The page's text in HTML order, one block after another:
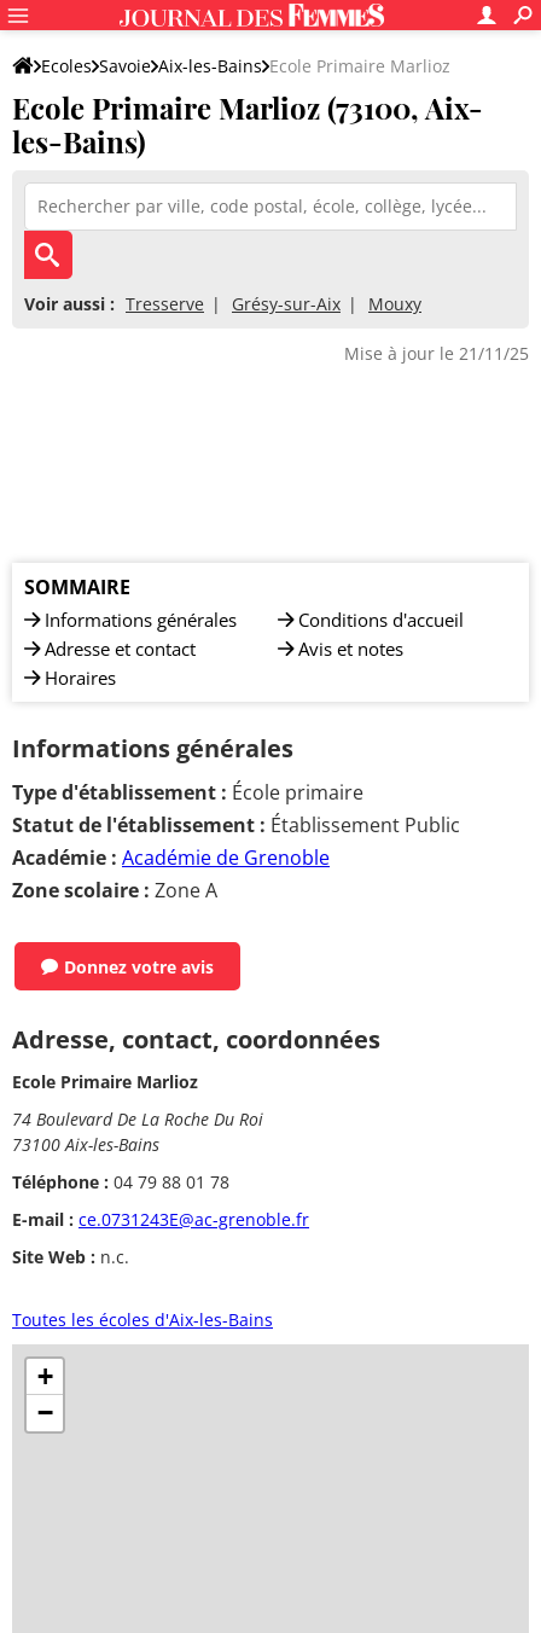
Ecoles Savoie Aix-les-Bains Ecole Primaire Marlioz
Ecole Primaire Marlioz (73100, Aix-
les-Bains)
Voir aussi : Tresserve Grésy-sur-Aix Mouxy
Mise à jour le 21/11/25
SOMMAIRE
Informations générales
Adresse et contact
Horaires
Conditions d'accueil
Avis et notes
Informations générales
Type d'établissement : École primaire
Statut de l'établissement : Établissement Public
Académie : Académie de Grenoble
Zone scolaire : Zone A
Donnez votre avis
Adresse, contact, coordonnées
Ecole Primaire Marlioz
74 Boulevard De La Roche Du Roi
73100 Aix-les-Bains
Téléphone : 04 79 88 01 78
E-mail : ce.0731243E@ac-grenoble.fr
Site Web : n.c.
Toutes les écoles d'Aix-les-Bains
+
−